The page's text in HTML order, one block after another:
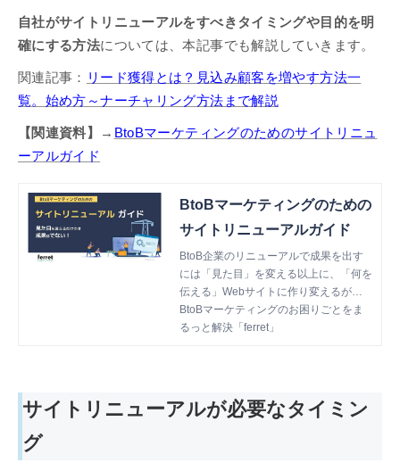
自社がサイトリニューアルをすべきタイミングや目的を明
確にする方法については、本記事でも解説していきます。
関連記事：
リード獲得とは？見込み顧客を増やす方法一
覧。始め方～ナーチャリング方法まで解説
【関連資料】 → BtoBマーケティングのためのサイトリニュ
ーアルガイド
BtoBマーケティングのための
サイトリニューアルガイド
BtoB企業のリニューアルで成果を出す
には「見た目」を変える以上に、「何を
伝える」Webサイトに作り変えるが重
要なため、マーケティングの見直しも併
せて行うことが成功の秘訣です。BtoB
BtoBマーケティングのお困りごとをま
るっと解決「ferret」
サイトリニューアルが必要なタイミン
グ